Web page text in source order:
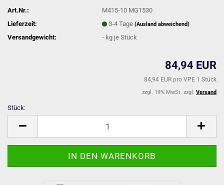
Art.Nr.:
M415-10 MG1530
Lieferzeit:
3-4 Tage(Ausland abweichend)
Versandgewicht: - kg je Stück
84,94 EUR
84,94 EUR pro VPE 1 Stück
zzgl. 19% MwSt. zzgl. Versand
Stück: